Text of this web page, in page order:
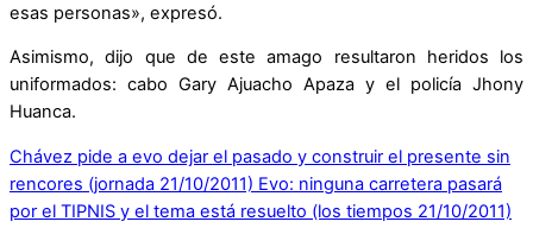
esas personas», expresó.
Asimismo, dijo que de este amago resultaron heridos los
uniformados: cabo Gary Ajuacho Apaza y el policía Jhony
Huanca.
Chávez pide a evo dejar el pasado y construir el presente sin
rencores (jornada 21/10/2011) Evo: ninguna carretera pasará
por el TIPNIS y el tema está resuelto (los tiempos 21/10/2011)